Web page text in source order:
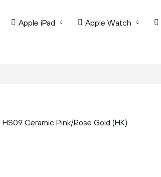
Apple iPad Apple Watch
Ceramic Pink/Rose Gold (HK)